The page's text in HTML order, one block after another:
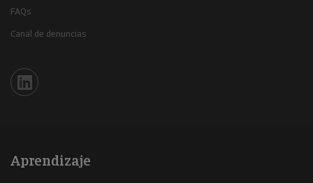
FAQs
Canal de denuncias
Iberinform en Linkedin
Aprendizaje